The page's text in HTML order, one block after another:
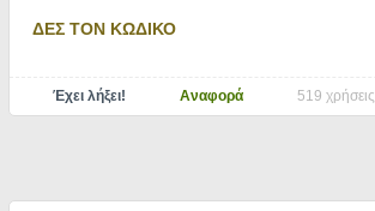
ΔΕΣ ΤΟΝ ΚΩΔΙΚΟ
Έχει λήξει! Αναφορά 519 χρήσεις